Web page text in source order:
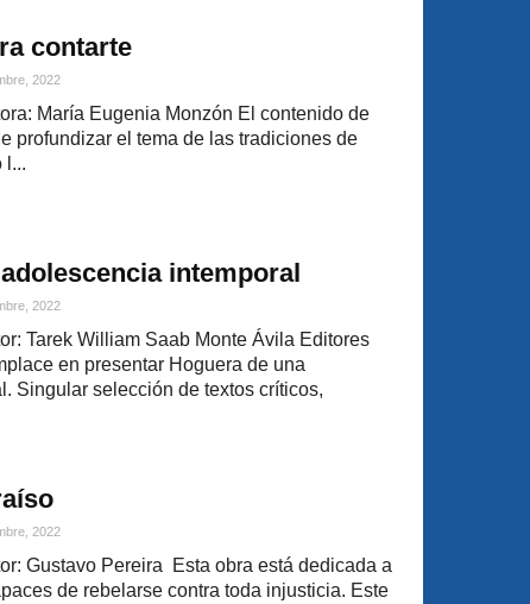
contarte
2022
María Eugenia Monzón El contenido de
profundizar el tema de las tradiciones de
l...
intemporal
2022
Tarek William Saab Monte Ávila Editores
en presentar Hoguera de una
Singular selección de textos críticos,
2022
Gustavo Pereira Esta obra está dedicada a
de rebelarse contra toda injusticia. Este